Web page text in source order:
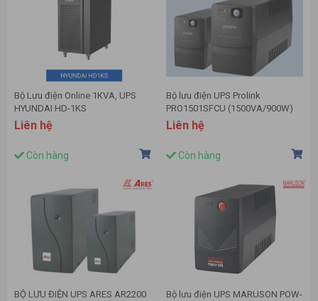
Bộ Lưu điện Online 1KVA, UPS
HYUNDAI HD-1KS
Liên hệ
Còn hàng
Bộ lưu điện UPS Prolink
PRO1501SFCU (1500VA/900W)
Liên hệ
Còn hàng
BỘ LƯU ĐIỆN UPS ARES AR2200
Bộ lưu điện UPS MARUSON POW-